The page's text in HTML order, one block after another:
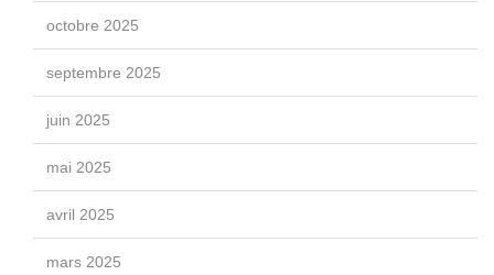
octobre 2025
septembre 2025
juin 2025
mai 2025
avril 2025
mars 2025